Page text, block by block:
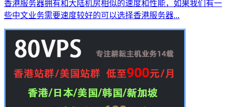
香港服务器拥有和大陆机房相似的速度和性能，如果我们有一
些中文业务需要速度较好的可以选择香港服务器...